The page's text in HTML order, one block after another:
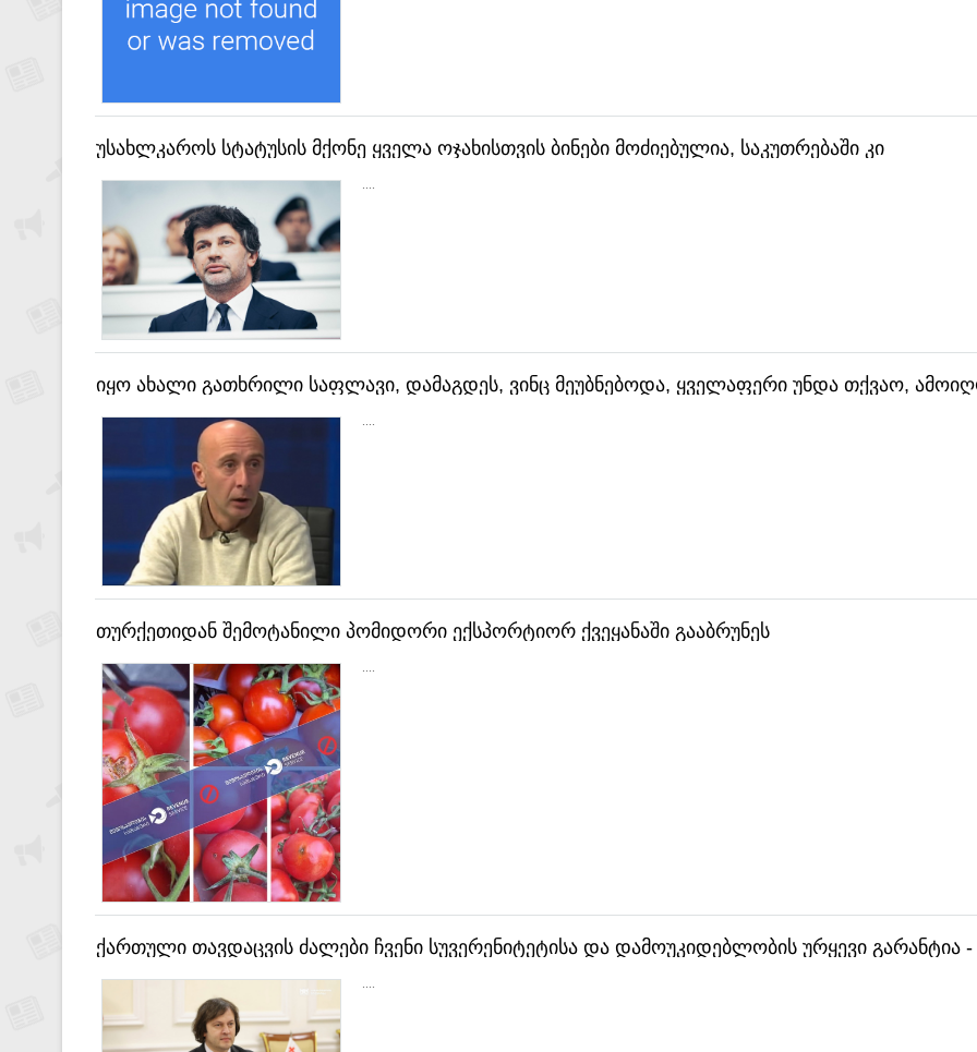
უსახლკაროს სტატუსის მქონე ყველა ოჯახისთვის ბინები მოძიებულია, საკუთრებაში კი
ეტაპობრივად გადაეცემათ
....
იყო ახალი გათხრილი საფლავი, დამაგდეს, ვინც მეუბნებოდა, ყველაფერი უნდა თქვაო,
იარაღი, გადატენა და ეგრევე დამადო - გედენიძე
....
თურქეთიდან შემოტანილი პომიდორი ექსპორტიორ ქვეყანაში გააბრუნეს
ქართული თავდაცვის ძალები ჩვენი სუვერენიტეტისა და დამოუკიდებლობის ურყევი გარანტია -
კობახიძე